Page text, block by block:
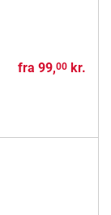
fra 99,00kr.